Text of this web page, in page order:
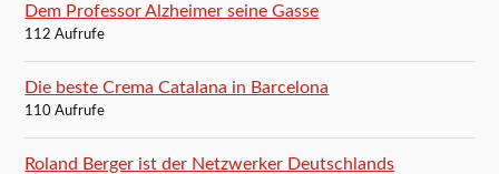
Dem Professor Alzheimer seine Gasse
112 Aufrufe
Die beste Crema Catalana in Barcelona
110 Aufrufe
Roland Berger ist der Netzwerker Deutschlands